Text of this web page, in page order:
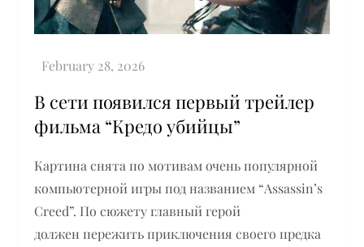
В сети появился первый трейлер
фильма “Кредо убийцы”
Картина снята по мотивам очень популярной
компьютерной игры под названием “Assassin’s
Creed”. По сюжету главный герой
должен пережить приключения своего предка